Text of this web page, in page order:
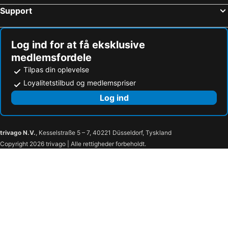
Support
Log ind for at få eksklusive
medlemsfordele
Tilpas din oplevelse
Loyalitetstilbud og medlemspriser
Log ind
trivago N.V., Kesselstraße 5 – 7, 40221 Düsseldorf, Tyskland
Copyright 2026 trivago | Alle rettigheder forbeholdt.